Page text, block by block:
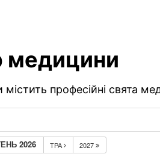
медицини
професійні свята
2026 ТРА 2027